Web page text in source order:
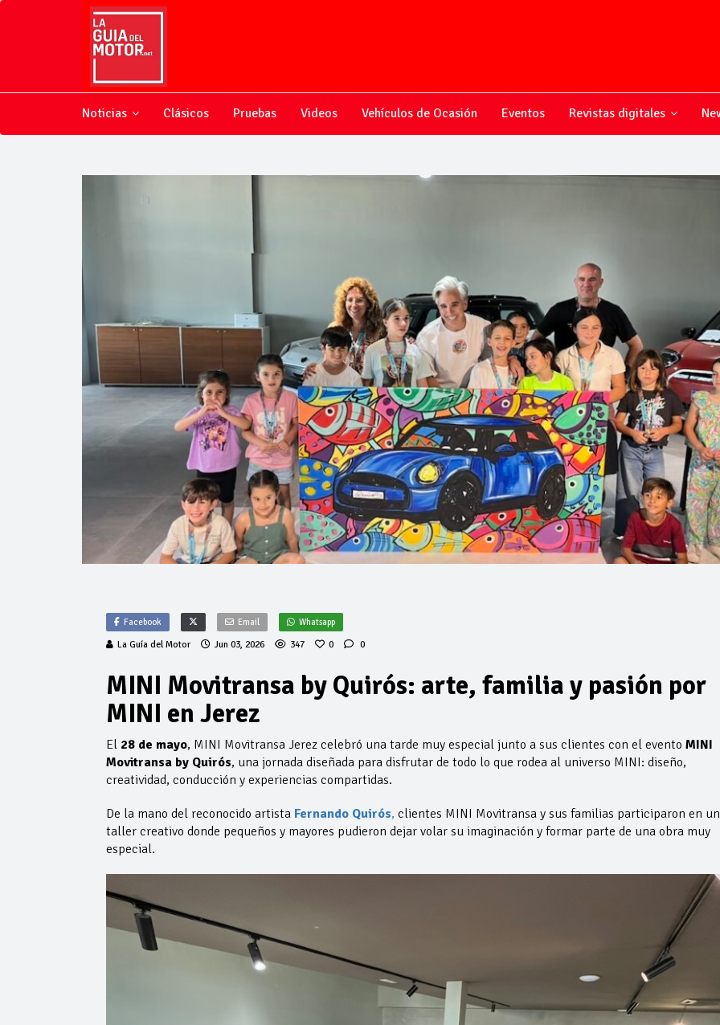
Noticias Clásicos Pruebas Videos Vehículos de Ocasión Eventos Revistas digitales
Facebook Email Whatsapp
La Guía del Motor Jun 03, 2026 347 0 0
MINI Movitransa by Quirós: arte, familia y pasión por
MINI en Jerez
El 28 de mayo, MINI Movitransa Jerez celebró una tarde muy especial junto a sus clientes con el evento MINI
Movitransa by Quirós, una jornada diseñada para disfrutar de todo lo que rodea al universo MINI: diseño,
creatividad, conducción y experiencias compartidas.
De la mano del reconocido artista Fernando Quirós, clientes MINI Movitransa y sus familias participaron en un
taller creativo donde pequeños y mayores pudieron dejar volar su imaginación y formar parte de una obra muy
especial.